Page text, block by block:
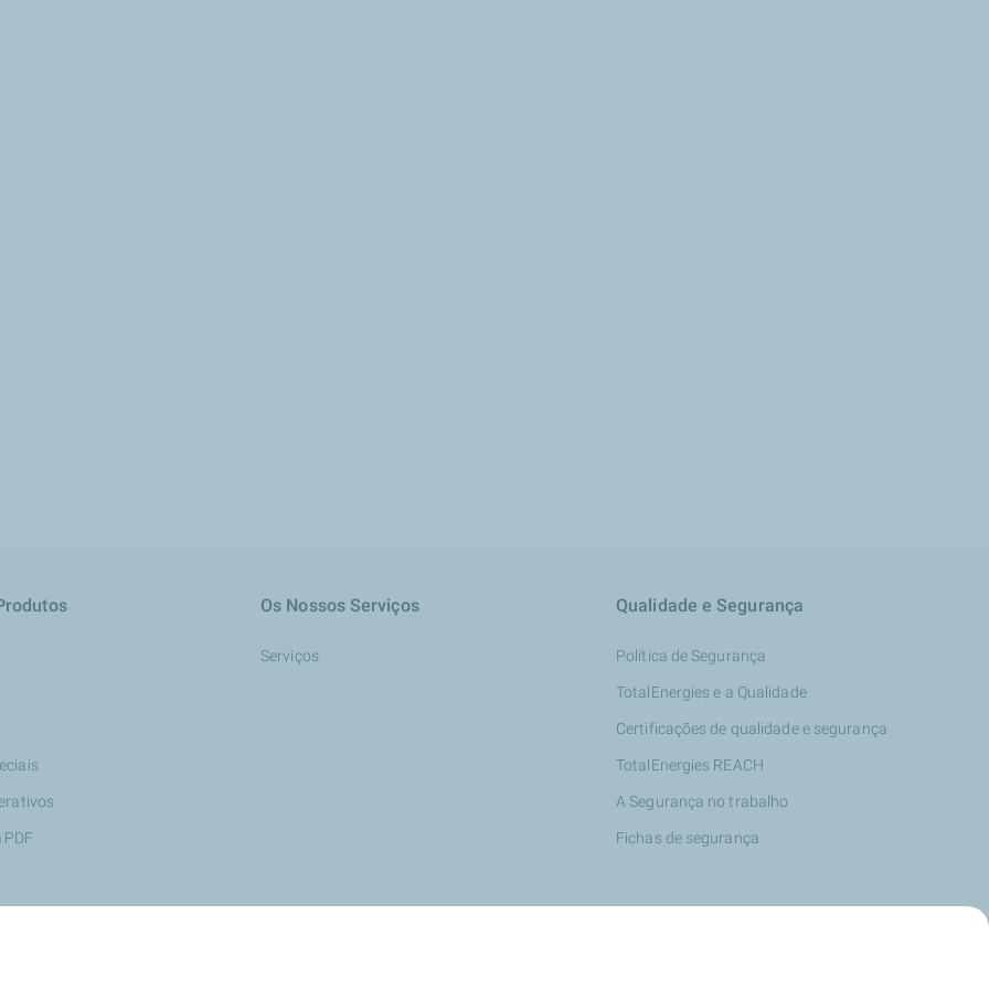
Os Nossos Serviços
Serviços
Qualidade e Segurança
Política de Segurança
TotalEnergies e a Qualidade
Certificações de qualidade e segurança
TotalEnergies REACH
A Segurança no trabalho
Fichas de segurança